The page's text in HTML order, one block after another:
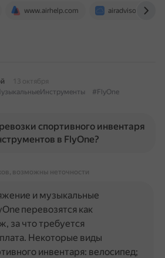
www.airhelp.com airadvisor.com
13 октября
#FlyOne
спортивного инвентаря
в FlyOne?
возможны неточности
и музыкальные
перевозятся как
за что требуется
Некоторые виды
инвентаря: велосипед;